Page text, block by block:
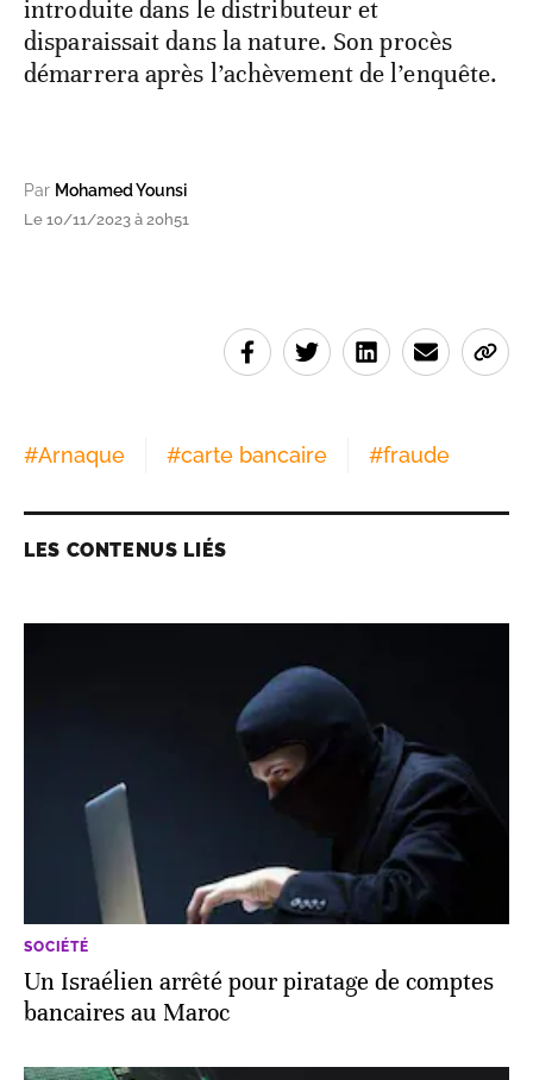
introduite dans le distributeur et
disparaissait dans la nature. Son procès
démarrera après l’achèvement de l’enquête.
Par Mohamed Younsi
Le 10/11/2023 à 20h51
#Arnaque #carte bancaire #fraude
LES CONTENUS LIÉS
SOCIÉTÉ
Un Israélien arrêté pour piratage de comptes
bancaires au Maroc